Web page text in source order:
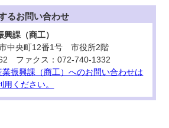
るお問い合わせ
課（商工）
中央町12番1号 市役所2階
ファクス：072-740-1332
振興課（商工）へのお問い合わせは
ください。